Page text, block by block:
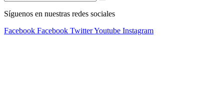
Síguenos en nuestras redes sociales
Facebook Facebook TwitterYoutube Instagram